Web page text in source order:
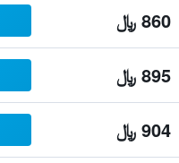
860 ﷼
895 ﷼
904 ﷼